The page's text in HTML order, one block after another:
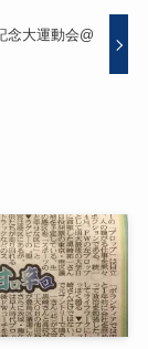
念大運動会@